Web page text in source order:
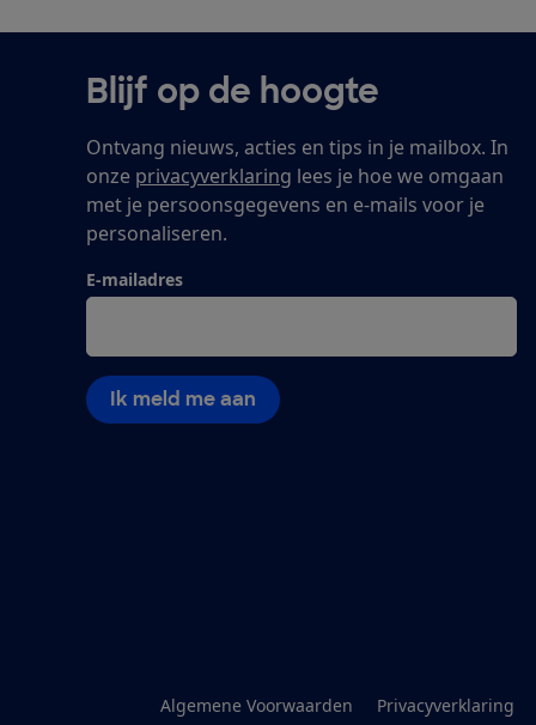
Blijf op de hoogte
Ontvang nieuws, acties en tips in je mailbox. In
onze privacyverklaring lees je hoe we omgaan
met je persoonsgegevens en e-mails voor je
personaliseren.
E-mailadres
Ik meld me aan
Algemene Voorwaarden Privacyverklaring